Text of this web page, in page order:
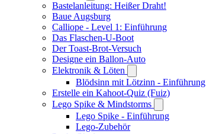
Bastelanleitung: Heißer Draht!
Baue Augsburg
Calliope - Level 1: Einführung
Das Flaschen-U-Boot
Der Toast-Brot-Versuch
Designe ein Ballon-Auto
Elektronik & Löten
Blödsinn mit Lötzinn - Einführung
Erstelle ein Kahoot-Quiz (Fuiz)
Lego Spike & Mindstorms
Lego Spike - Einführung
Lego-Zubehör